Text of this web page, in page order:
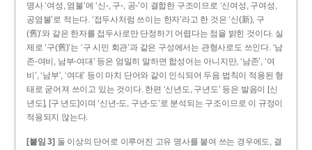
명사 ‘여성, 염불’에 ‘신-, 구-, 공-’이 결합한 구조이므로 ‘신여성, 구여성,
공염불’로 적는다. ‘접두사처럼 쓰이는 한자’라고 한 것은 ‘신(新), 구
(舊)’와 같은 한자를 접두사로만 단정하기 어렵다는 점을 밝힌 것이다. 실
제로 ‘구(舊)’는 ‘구 시민 회관’과 같은 구성에서는 관형사로도 쓰인다. ‘남
존­-여비, 남부-­여대’ 등은 엄밀히 말하면 합성어는 아니지만, ‘남존’, ‘여
비’, ‘남부’, ‘여대’ 등이 마치 단어와 같이 인식되어 두음 법칙이 적용된 형
태로 굳어져 쓰이고 있는 것이다. 한편 ‘신년도, 구년도’ 등은 발음이 [신
년도], [구ː년도]이며 ‘신년­-도, 구년-­도’로 분석되는 구조이므로 이 규정이
적용되지 않는다.
[붙임 3] 둘 이상의 단어로 이루어진 고유 명사를 붙여 쓰는 경우에도, 결